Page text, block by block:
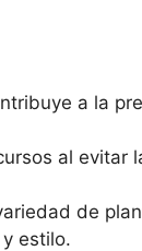
a la
al evitar
de
estilo.